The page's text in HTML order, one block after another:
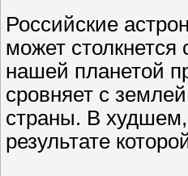
Российские
может
нашей планетой
сровняет с
страны. В худшем,
результате